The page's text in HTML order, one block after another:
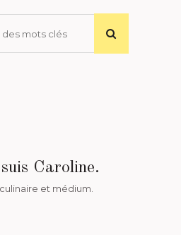
Caroline.
et médium.